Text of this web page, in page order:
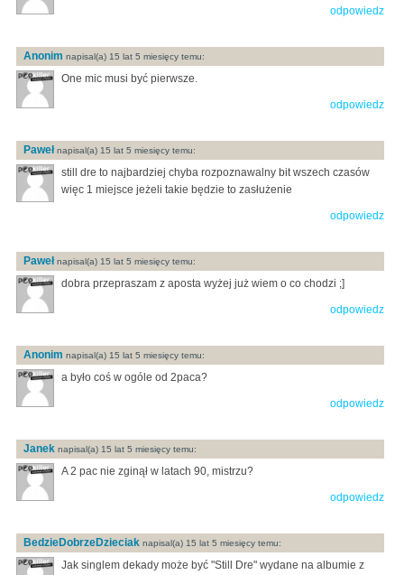
odpowiedz
Anonim napisal(a) 15 lat 5 miesięcy temu:
One mic musi być pierwsze.
odpowiedz
Pawełnapisal(a) 15 lat 5 miesięcy temu:
still dre to najbardziej chyba rozpoznawalny bit wszech czasów
więc 1 miejsce jeżeli takie będzie to zasłużenie
odpowiedz
Pawełnapisal(a) 15 lat 5 miesięcy temu:
dobra przepraszam z aposta wyżej już wiem o co chodzi ;]
odpowiedz
Anonim napisal(a) 15 lat 5 miesięcy temu:
a było coś w ogóle od 2paca?
odpowiedz
Janek napisal(a) 15 lat 5 miesięcy temu:
A 2 pac nie zginął w latach 90, mistrzu?
odpowiedz
BedzieDobrzeDzieciak napisal(a) 15 lat 5 miesięcy temu:
Jak singlem dekady może być "Still Dre" wydane na albumie z